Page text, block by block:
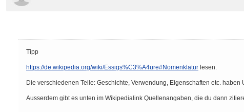
Tipp
https://de.wikipedia.org/wiki/Essigs%C3%A4ure#Nomenklatur lesen.
Die verschiedenen Teile: Geschichte, Verwendung, Eigenschaften etc.
Ausserdem gibt es unten im Wikipedialink Quellenangaben, die du dann